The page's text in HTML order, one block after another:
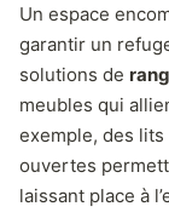
Un espace
garantir un
solutions de
meubles qui
exemple, des
ouvertes
laissant place à